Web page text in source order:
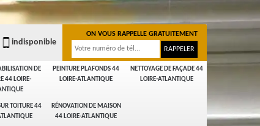
DE
44 LOIRE-
PEINTURE PLAFONDS 44
LOIRE-ATLANTIQUE
NETTOYAGE DE FAÇADE 44
LOIRE-ATLANTIQUE
TOITURE 44
RÉNOVATION DE MAISON
44 LOIRE-ATLANTIQUE
indisponible
ON VOUS RAPPELLE GRATUITEMENT